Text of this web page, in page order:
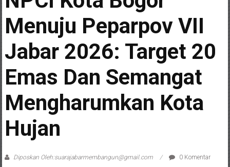
Menuju Peparpov VII
Jabar 2026: Target 20
Emas Dan Semangat
Mengharumkan Kota
Hujan
Diposkan Oleh:suarajabarmembangun@gmail.com 0 Komentar